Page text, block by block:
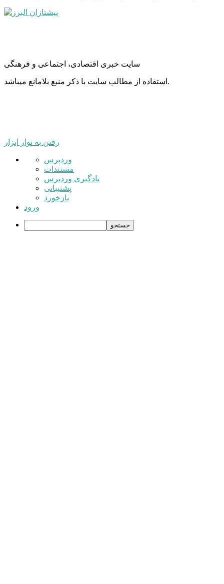
سایت خبری اقتصادی، اجتماعی و فرهنگی
استفاده از مطالب سایت با ذکر منبع بلامانع میباشد.
رفتن به نوار ابزار
درباره
وردپرس
وردپرس
مستندات
یادگیری وردپرس
پشتیبانی
بازخورد
ورود
جستجو